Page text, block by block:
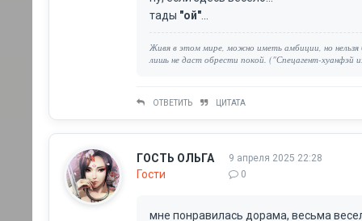
тады "ой"
Живя в этом мире, можно иметь амбиции, но
лишь не даст обрести покой. ("Спецагент-хуанфэй
ОТВЕТИТЬ ЦИТАТА
ГОСТЬ ОЛЬГА
Гости
9 апреля 2025 22:28
0
мне понравилась дорама, весьма